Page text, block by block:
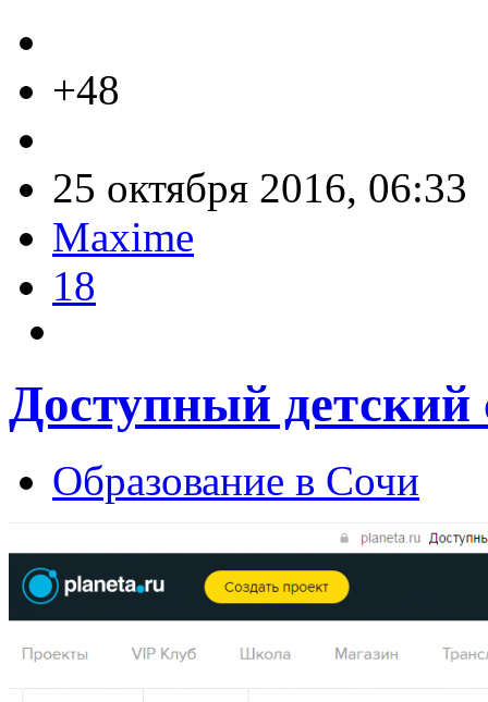
+48
25 октября 2016, 06:33
Maxime
18
Доступный детский
Образование в Сочи